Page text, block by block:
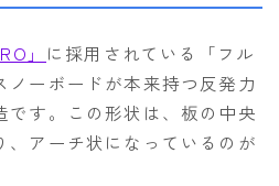
」 に採用されている「フル
ノーボードが本来持つ反発力
です。この形状は、板の中央
、アーチ状になっているのが